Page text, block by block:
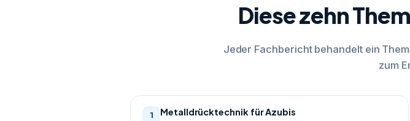
Diese zehn
Jeder Fachbericht behandelt ein
zum
1 Metalldrücktechnik für Azubis